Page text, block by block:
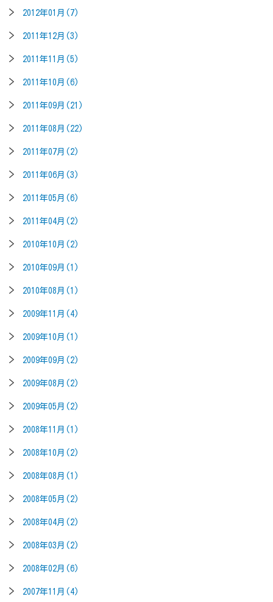
2012年01月(7)
2011年12月(3)
2011年11月(5)
2011年10月(6)
2011年09月(21)
2011年08月(22)
2011年07月(2)
2011年06月(3)
2011年05月(6)
2011年04月(2)
2010年10月(2)
2010年09月(1)
2010年08月(1)
2009年11月(4)
2009年10月(1)
2009年09月(2)
2009年08月(2)
2009年05月(2)
2008年11月(1)
2008年10月(2)
2008年08月(1)
2008年05月(2)
2008年04月(2)
2008年03月(2)
2008年02月(6)
2007年11月(4)